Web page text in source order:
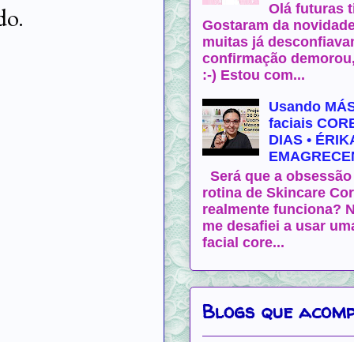
Olá futuras
Gostaram da
muitas já
confirmação
:-) Estou com...
Usando
faciais
DIAS •
Será que a
rotina de Skincare
realmente funciona?
me desafiei a usar
facial core...
Blogs que